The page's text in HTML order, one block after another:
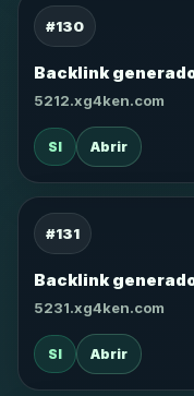
#130
Backlink
5212.xg4ken.com
SI Abrir
#131
Backlink generado
5231.xg4ken.com
SI Abrir